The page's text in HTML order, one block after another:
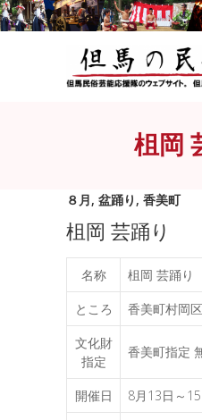
柤岡
８月, 盆踊り , 香美町
柤岡 芸踊り
名称
柤岡 芸踊り
ところ
香美町村岡
文化財
指定
香美町指定
開催日
8月13日～